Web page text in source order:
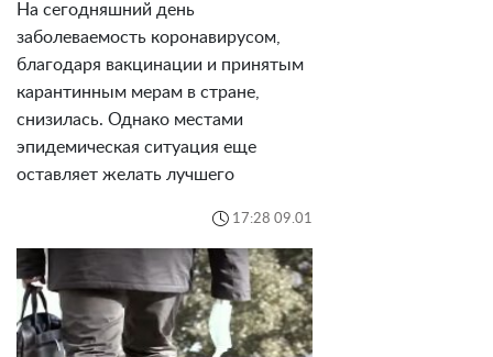
На сегодняшний день
заболеваемость коронавирусом,
благодаря вакцинации и принятым
карантинным мерам в стране,
снизилась. Однако местами
эпидемическая ситуация еще
оставляет желать лучшего
17:28 09.01